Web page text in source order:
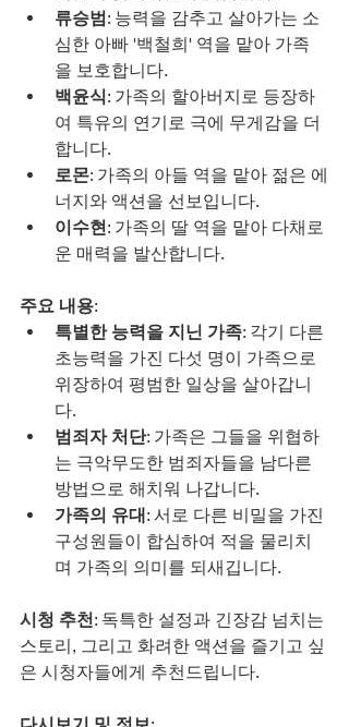
류승범 : 능력을 감추고 살아가는 소
심한 아빠 '백철희' 역을 맡아 가족
을 보호합니다.
백윤식: 가족의 할아버지로 등장하
여 특유의 연기로 극에 무게감을 더
합니다.
로몬: 가족의 아들 역을 맡아 젊은 에
너지와 액션을 선보입니다.
이수현: 가족의 딸 역을 맡아 다채로
운 매력을 발산합니다.
주요 내용:
특별한 능력을 지닌 가족: 각기 다른
초능력을 가진 다섯 명이 가족으로
위장하여 평범한 일상을 살아갑니
다.
범죄자 처단: 가족은 그들을 위협하
는 극악무도한 범죄자들을 남다른
방법으로 해치워 나갑니다.
가족의 유대 : 서로 다른 비밀을 가진
구성원들이 합심하여 적을 물리치
며 가족의 의미를 되새깁니다.
시청 추천: 독특한 설정과 긴장감 넘치는
스토리, 그리고 화려한 액션을 즐기고 싶
은 시청자들에게 추천드립니다.